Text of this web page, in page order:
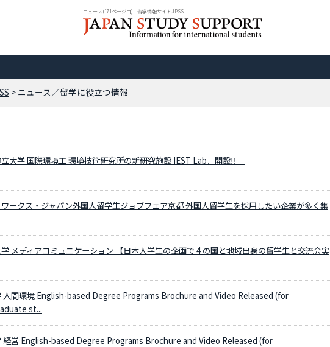
ニュース(171ページ目) | 留学情報サイトJPSS
> ニュース／留学に役立つ情報
大学 国際環境工 環境技術研究所の新研究施設 IEST Lab．開設‼
ワークス・ジャパン外国人留学生ジョブフェア京都 外国人留学生を採用したい企業が多く集
メディアコミュニケーション 【日本人学生の企画で 4 の国と地域出身の留学生と交流会実
人間環境 English-based Degree Programs Brochure and Video Released (for
st...
経営 English-based Degree Programs Brochure and Video Released (for